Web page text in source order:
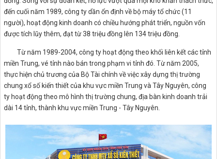
đến cuối năm 1989, công ty dần ổn định về bộ máy tổ chức (11
người), hoạt động kinh doanh có chiều hướng phát triển, nguồn vốn
được tích lũy thêm, đạt từ 38 triệu đồng lên 134 triệu đồng.
Từ năm 1989-2004, công ty hoạt động theo khối liên kết các tỉnh
miền Trung, vé tỉnh nào bán trong phạm vi tỉnh đó. Từ năm 2005,
thực hiện chủ trương của Bộ Tài chính về việc xây dựng thị trường
chung xổ số kiến thiết của khu vực miền Trung và Tây Nguyên, công
ty hoạt động theo mô hình thị trường chung, địa bàn kinh doanh trải
dài 14 tỉnh, thành khu vực miền Trung - Tây Nguyên.